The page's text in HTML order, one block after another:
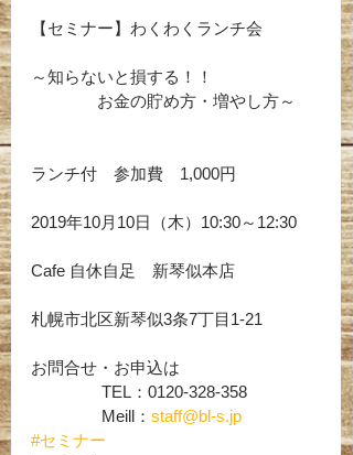
【セミナー】わくわくランチ会
～知らないと損する！！
               お⾦の貯め⽅・増やし⽅～
ランチ付　参加費　1,000円
2019年10月10日（木）10:30～12:30
Cafe 自休自足　新琴似本店
札幌市北区新琴似3条7丁目1-21
お問合せ・お申込は
TEL：0120-328-358
Meill： staff@bl-s.jp
#セミナー